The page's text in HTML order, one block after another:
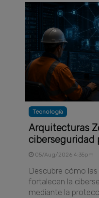
Tecnología
Arquitecturas
ciberseguridad
05/Aug/2026 4:35pm
Descubre cómo
fortalecen la
mediante la